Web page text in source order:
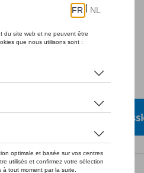
stock
auprès de votre